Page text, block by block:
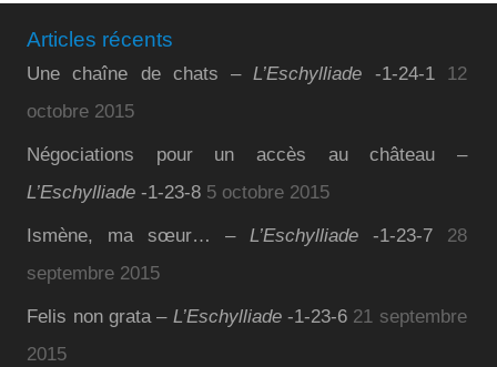
Articles récents
Une chaîne de chats –L’Eschylliade -1-24-1
12
octobre 2015
Négociations pour un accès au château –
L’Eschylliade -1-23-8 5 octobre 2015
Ismène, ma sœur… – L’Eschylliade-1-23-7
28
septembre 2015
Felis non grata – L’Eschylliade-1-23-6 21 septembre
2015